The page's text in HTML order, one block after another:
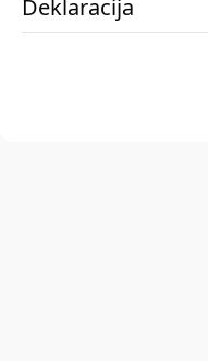
Deklaracija